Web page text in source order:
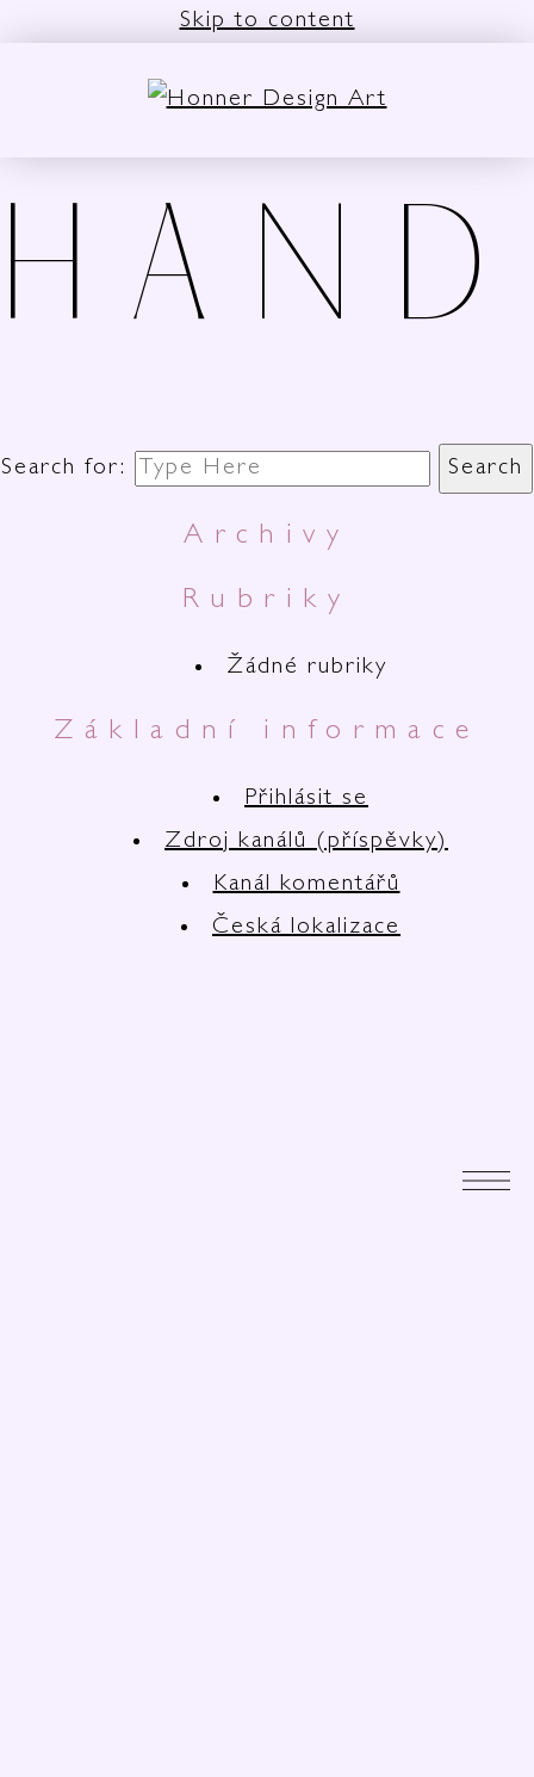
Skip to content
Search for: Search
Archivy
Rubriky
Žádné rubriky
Základní informace
Přihlásit se
Zdroj kanálů (příspěvky)
Kanál komentářů
Česká lokalizace